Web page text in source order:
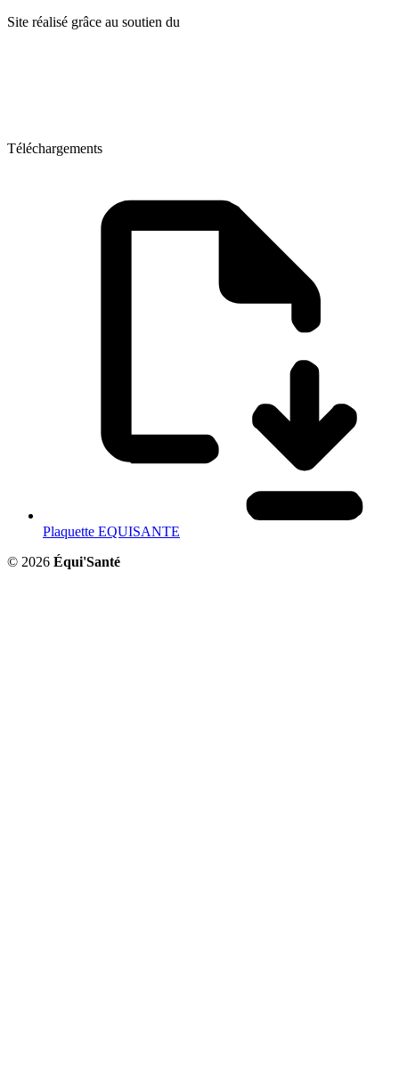
Site réalisé grâce au soutien du
Téléchargements
Plaquette EQUISANTE
© 2026 Équi'Santé